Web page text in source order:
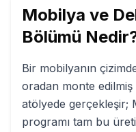
Mobilya ve
Bölümü
Bir mobilyanın
oradan monte
atölyede gerçekleşir;
programı tam bu